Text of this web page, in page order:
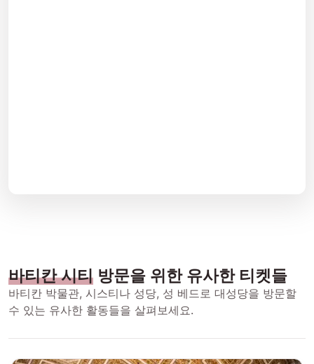
바티칸 시티 방문을 위한 유사한 티켓들
바티칸 박물관, 시스티나 성당, 성 베드로 대성당을 방문할
수 있는 유사한 활동들을 살펴보세요.